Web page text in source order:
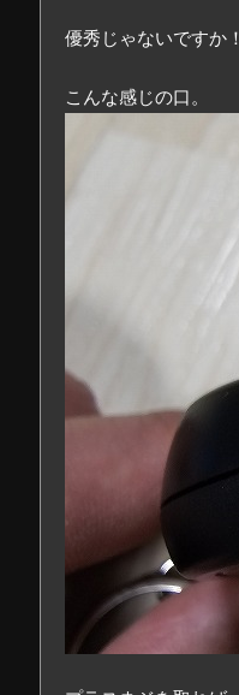
優秀じゃないですか！
こんな感じの口。